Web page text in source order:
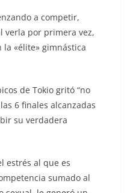
a competir,
verla por primera vez,
«élite» gimnástica
de Tokio gritó “no
6 finales alcanzadas
su verdadera
estrés al que es
sumado al